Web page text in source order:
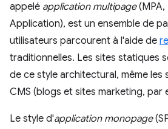
appelé application multipage(MPA,
Application), est un ensemble de
utilisateurs parcourent à l'aide de
traditionnelles. Les sites statiques
de ce style architectural, même les
CMS (blogs et sites marketing, par
Le style d'application monopage